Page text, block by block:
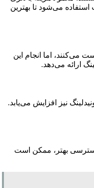
استفاده می‌شود تا بهترین
می‌کنند، اما انجام این
ارائه می‌دهد.
نیز افزایش می‌یابد.
دسترسی بهتر، ممکن است